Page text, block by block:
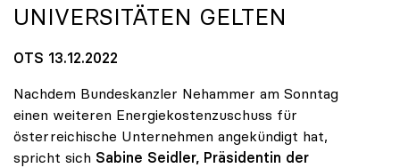
UNIVERSITÄTEN GELTEN
OTS 13.12.2022
Nachdem Bundeskanzler Nehammer am Sonntag
einen weiteren Energiekostenzuschuss für
österreichische Unternehmen angekündigt hat,
spricht sich Sabine Seidler, Präsidentin der